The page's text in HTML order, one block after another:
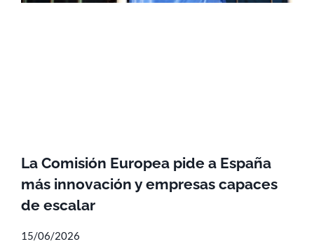
La Comisión Europea pide a España
más innovación y empresas capaces
de escalar
15/06/2026